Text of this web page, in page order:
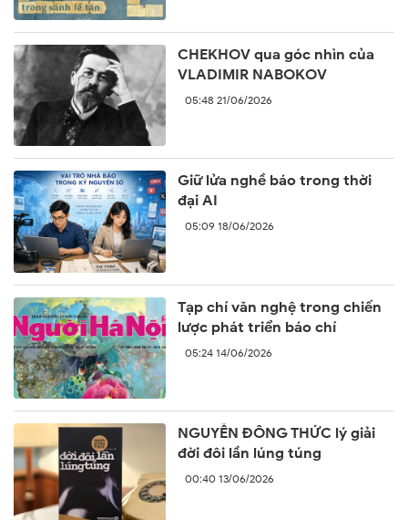
CHEKHOV qua góc nhìn của
VLADIMIR NABOKOV
05:48 21/06/2026
Giữ lửa nghề báo trong thời
đại AI
05:09 18/06/2026
Tạp chí văn nghệ trong chiến
lược phát triển báo chí
05:24 14/06/2026
NGUYỄN ĐÔNG THỨC lý giải
đời đôi lần lúng túng
00:40 13/06/2026